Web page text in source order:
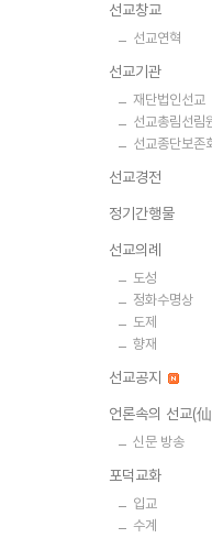
선교창교
선교연혁
선교기관
재단법인선교
선교총림선림
선교종단보존
선교경전
정기간행물
선교의례
도성
정화수명상
도제
향재
선교공지
언론속의 선교(
신문 방송
포덕교화
입교
수계